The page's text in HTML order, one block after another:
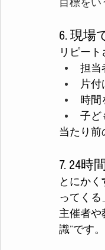
目標を
6. 現場
リピー
担当
片付
時間
子ど
当たり前
7. 24時
とにかく
ってく
主催者や
識”です。